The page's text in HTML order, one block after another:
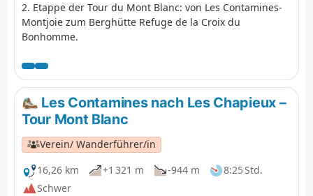
2. Etappe der Tour du Mont Blanc: von Les Contamines-
Montjoie zum Berghütte Refuge de la Croix du
Bonhomme.
Les Contamines nach Les Chapieux –
Tour Mont Blanc
Verein/ Wanderführer/in
16,26 km
+1 321 m -944 m
8:25 Std.
Schwer